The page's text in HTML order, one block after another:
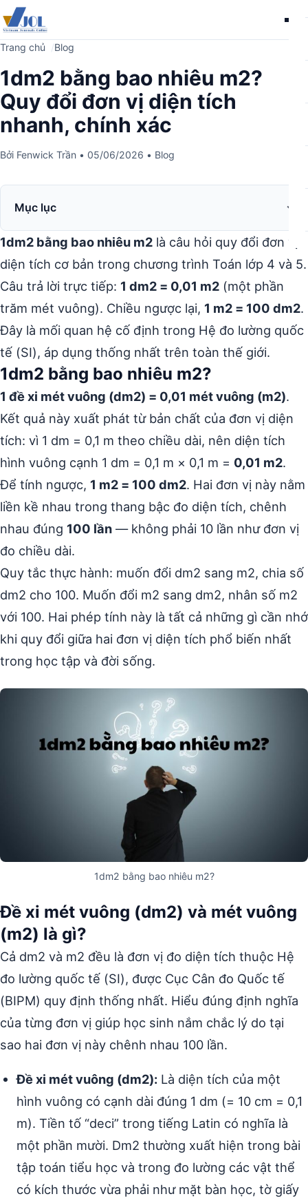
Trang chủ Blog
1dm2 bằng bao nhiêu m2?
Quy đổi đơn vị diện tích
nhanh, chính xác
Bởi Fenwick Trần • 05/06/2026 • Blog
Mục lục
1dm2 bằng bao nhiêu m2 là câu hỏi quy đổi đơn vị
diện tích cơ bản trong chương trình Toán lớp 4 và 5.
Câu trả lời trực tiếp: 1 dm2 = 0,01 m2 (một phần
trăm mét vuông). Chiều ngược lại, 1 m2 = 100 dm2.
Đây là mối quan hệ cố định trong Hệ đo lường quốc
tế (SI), áp dụng thống nhất trên toàn thế giới.
1dm2 bằng bao nhiêu m2?
1 đề xi mét vuông (dm2) = 0,01 mét vuông (m2).
Kết quả này xuất phát từ bản chất của đơn vị diện
tích: vì 1 dm = 0,1 m theo chiều dài, nên diện tích
hình vuông cạnh 1 dm = 0,1 m × 0,1 m = 0,01 m2.
Để tính ngược, 1 m2 = 100 dm2. Hai đơn vị này nằm
liền kề nhau trong thang bậc đo diện tích, chênh
nhau đúng 100 lần — không phải 10 lần như đơn vị
đo chiều dài.
Quy tắc thực hành: muốn đổi dm2 sang m2, chia số
dm2 cho 100. Muốn đổi m2 sang dm2, nhân số m2
với 100. Hai phép tính này là tất cả những gì cần nhớ
khi quy đổi giữa hai đơn vị diện tích phổ biến nhất
trong học tập và đời sống.
1dm2 bằng bao nhiêu m2?
Đề xi mét vuông (dm2) và mét vuông
(m2) là gì?
Cả dm2 và m2 đều là đơn vị đo diện tích thuộc Hệ
đo lường quốc tế (SI), được Cục Cân đo Quốc tế
(BIPM) quy định thống nhất. Hiểu đúng định nghĩa
của từng đơn vị giúp học sinh nắm chắc lý do tại
sao hai đơn vị này chênh nhau 100 lần.
Đề xi mét vuông (dm2): Là diện tích của một
hình vuông có cạnh dài đúng 1 dm (= 10 cm = 0,1
m). Tiền tố “deci” trong tiếng Latin có nghĩa là
một phần mười. Dm2 thường xuất hiện trong bài
tập toán tiểu học và trong đo lường các vật thể
có kích thước vừa phải như mặt bàn học, tờ giấy